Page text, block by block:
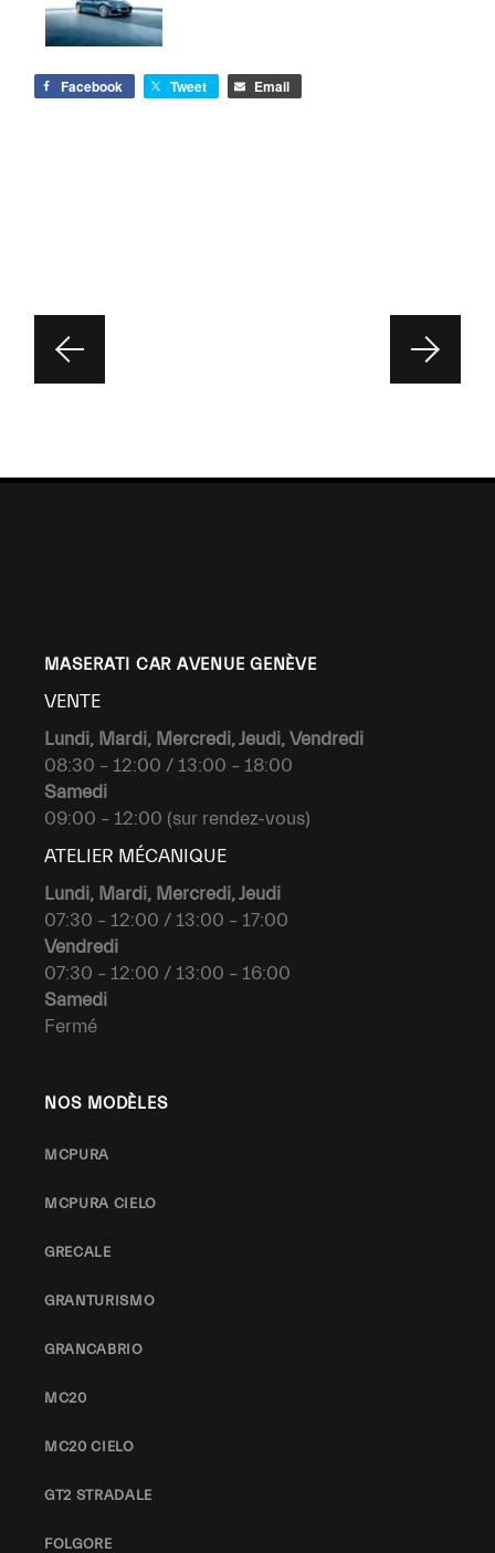
Facebook Tweet Email
MASERATI CAR AVENUE GENÈVE
VENTE
Lundi, Mardi, Mercredi, Jeudi, Vendredi
08:30 – 12:00 / 13:00 – 18:00
Samedi
09:00 – 12:00 (sur rendez-vous)
ATELIER MÉCANIQUE
Lundi, Mardi, Mercredi, Jeudi
07:30 – 12:00 / 13:00 – 17:00
Vendredi
07:30 – 12:00 / 13:00 – 16:00
Samedi
Fermé
NOS MODÈLES
MCPURA
MCPURA CIELO
GRECALE
GRANTURISMO
GRANCABRIO
MC20
MC20 CIELO
GT2 STRADALE
FOLGORE